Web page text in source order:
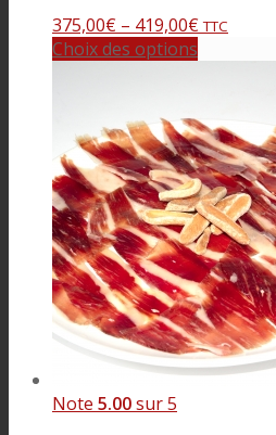
375,00€ – 419,00€ TTC
Choix des options
Note 5.00sur 5